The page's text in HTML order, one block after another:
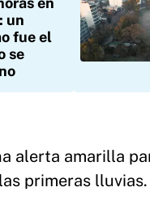
un
fue el
se
alerta amarilla
primeras lluvias.